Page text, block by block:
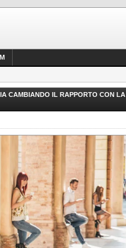
CAMBIANDO IL RAPPORTO CON LA